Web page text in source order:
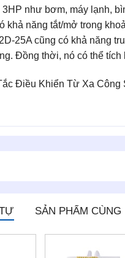
như bơm, máy lạnh,
khả năng tắt/mở trong
25A cũng có khả năng
Đồng thời, nó có thể tích
Điều Khiển Từ Xa Công
SẢN PHẨM CÙNG